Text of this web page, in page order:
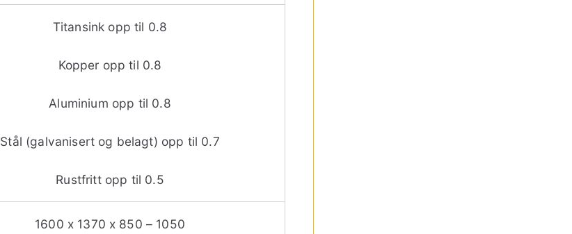
Titansink opp til 0.8
Kopper opp til 0.8
Aluminium opp til 0.8
Stål (galvanisert og belagt) opp til 0.7
Rustfritt opp til 0.5
1600 x 1370 x 850 – 1050